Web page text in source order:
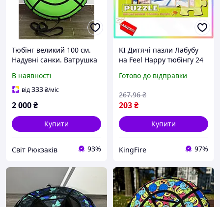
Тюбінг великий 100 см.
Надувні санки. Ватрушка
Тюбінг для катання на
гірці.
В наявності
від333₴/міс
2 000₴
Купити
Світ Рюкзаків 93%
KI Дитячі пазли Лабубу
на Feel Happy тюбінгу 24
років картонні
розвиваю FIR41_R
Готово до відправки
203₴
267.96 ₴
Купити
KingFire 97%